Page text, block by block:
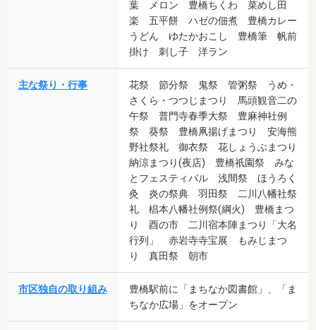
葉 メロン 豊橋ちくわ 菜めし田
楽 五平餅 ハゼの佃煮 豊橋カレー
うどん ゆたかおこし 豊橋筆 帆前
掛け 刺し子 洋ラン
主な祭り・行事
花祭 節分祭 鬼祭 管粥祭 うめ・
さくら・つつじまつり 馬頭観音二の
午祭 普門寺春季大祭 豊麻神社例
祭 葵祭 豊橋凧揚げまつり 安海熊
野社祭礼 御衣祭 花しょうぶまつり
納涼まつり(夜店) 豊橋祇園祭 みな
とフェスティバル 浅間祭 ほうろく
灸 炎の祭典 羽田祭 二川八幡社祭
礼 椙本八幡社例祭(綱火) 豊橋まつ
り 酉の市 二川宿本陣まつり「大名
行列」 赤岩寺寺宝展 もみじまつ
り 真田祭 朝市
市区独自の取り組み
豊橋駅前に「まちなか図書館」、「ま
ちなか広場」をオープン